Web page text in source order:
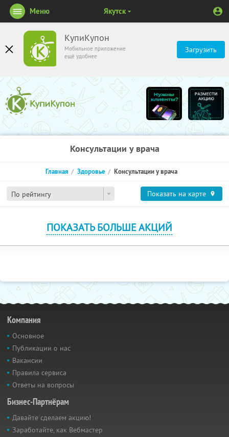
КупиКупон
Мобильное приложение
ещё удобнее
Загрузить
Меню Якутск
Консультации у врача
По рейтингу
Главная Здоровье Консультации у врача
Показать на карте
ПОКАЗАТЬ БОЛЬШЕ АКЦИЙ
Компания
Основное
Публикации о нас
Вакансии
Правила сервиса
Ответы на вопросы
Бизнес-Партнёрам
Давайте сделаем акцию!
Заработайте, как Вебмастер